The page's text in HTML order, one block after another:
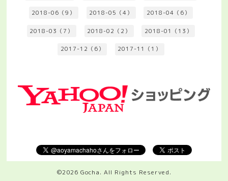
2018-06（9） 2018-05（4） 2018-04（6）
2018-03（7） 2018-02（2） 2018-01（13）
2017-12（6） 2017-11（1）
©2026 Gocha. All Rights Reserved.